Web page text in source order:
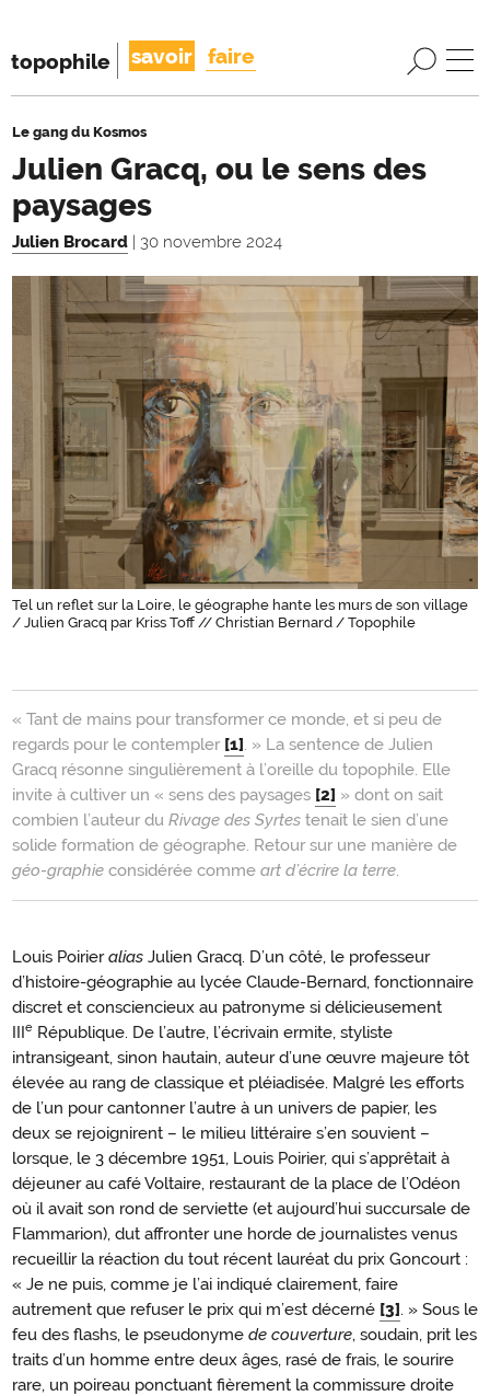
topophile savoir faire
Le gang du Kosmos
Julien Gracq, ou le sens des
paysages
Julien Brocard | 30 novembre 2024
Tel un reflet sur la Loire, le géographe hante les murs de son village
/ Julien Gracq par Kriss Toff // Christian Bernard / Topophile
Introduction
« Tant de mains pour transformer ce monde, et si peu de
regards pour le contempler [1]. » La sentence de Julien
Gracq résonne singulièrement à l’oreille du topophile. Elle
invite à cultiver un « sens des paysages [2] » dont on sait
combien l’auteur du Rivage des Syrtes tenait le sien d’une
solide formation de géographe. Retour sur une manière de
géo-graphie considérée comme art d’écrire la terre.
Louis Poirieralias Julien Gracq. D’un côté, le professeur
d’histoire-géographie au lycée Claude-Bernard, fonctionnaire
discret et consciencieux au patronyme si délicieusement
IIIe République. De l’autre, l’écrivain ermite, styliste
intransigeant, sinon hautain, auteur d’une œuvre majeure tôt
élevée au rang de classique et pléiadisée. Malgré les efforts
de l’un pour cantonner l’autre à un univers de papier, les
deux se rejoignirent – le milieu littéraire s’en souvient –
lorsque, le 3 décembre 1951, Louis Poirier, qui s’apprêtait à
déjeuner au café Voltaire, restaurant de la place de l’Odéon
où il avait son rond de serviette (et aujourd’hui succursale de
Flammarion), dut affronter une horde de journalistes venus
recueillir la réaction du tout récent lauréat du prix Goncourt :
« Je ne puis, comme je l’ai indiqué clairement, faire
autrement que refuser le prix qui m’est décerné [3]. » Sous le
feu des flashs, le pseudonyme de couverture, soudain, prit les
traits d’un homme entre deux âges, rasé de frais, le sourire
rare, un poireau ponctuant fièrement la commissure droite